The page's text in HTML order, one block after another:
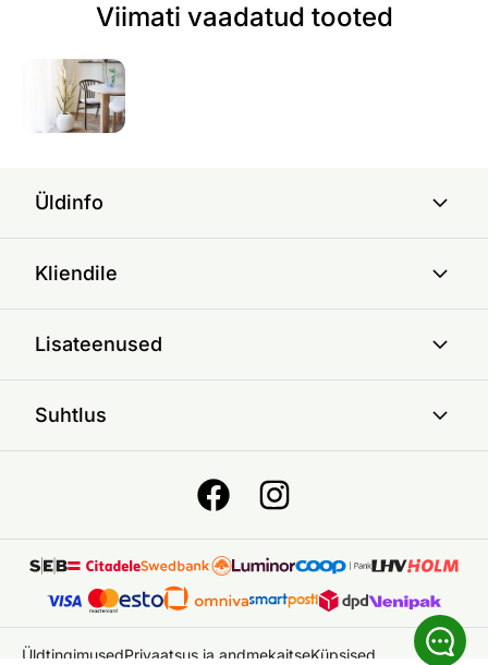
Viimati vaadatud tooted
Üldinfo
Kliendile
Lisateenused
Suhtlus
ÜldtingimusedPrivaatsus ja andmekaitseKüpsised